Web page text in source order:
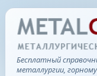
Бесплатный
металлургии,